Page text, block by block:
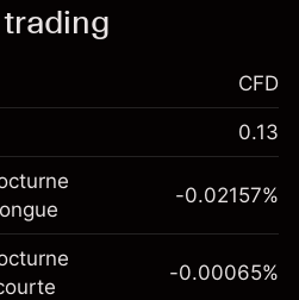
est disponible pour le
CFD
0.13
-0.02157%
-0.00065%